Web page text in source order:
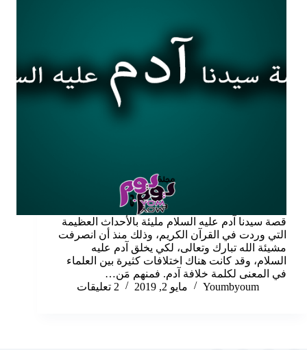
قصة سيدنا آدم عليه السلام مليئة بالأحداث العظيمة
التي وردت في القرآن الكريم، وذلك منذ أن انصرفت
مشيئة الله تبارك وتعالى، لكي يخلق آدم عليه
السلام، وقد كانت هناك اختلافات كثيرة بين العلماء
في المعنى لكلمة خلافة آدم. فمنهم مَن…
Youmbyoum
مايو 2, 2019 2 تعليقات